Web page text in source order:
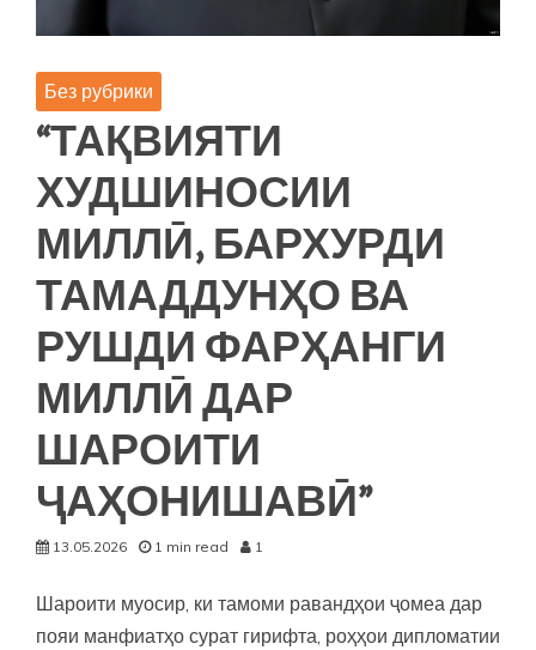
Без рубрики
“ТАҚВИЯТИ
ХУДШИНОСИИ
МИЛЛӢ, БАРХУРДИ
ТАМАДДУНҲО ВА
РУШДИ ФАРҲАНГИ
МИЛЛӢ ДАР
ШАРОИТИ
ҶАҲОНИШАВӢ”
13.05.2026 1 min read 1
Шароити муосир, ки тамоми равандҳои ҷомеа дар
пояи манфиатҳо сурат гирифта, роҳҳои дипломатии